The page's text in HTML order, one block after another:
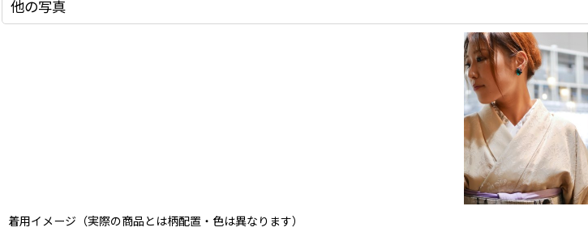
他の写真
着用イメージ（実際の商品とは柄配置・色は異なります）